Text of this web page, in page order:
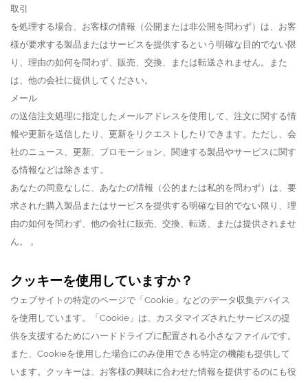
取引
を処理する場合、お客様の情報（公開または非公開を問わず）は、お客
様が要求する製品またはサービスを提供するという明確な目的でない限
り、理由の如何を問わず、販売、交換、または転送されません。また
は、他の会社に提供してください。
メール
の送信注文処理に指定したメールアドレスを使用して、注文に関する情
報や更新を送信したり、更新をリクエストしたりできます。ただし、会
社のニュース、更新、プロモーション、関連する製品やサービスに関す
る情報などは除きます。
あなたの同意なしに、あなたの情報（公的または私的を問わず）は、要
求された購入製品またはサービスを提供する明確な目的でない限り、理
由の如何を問わず、他の会社に販売、交換、転送、または提供されませ
ん。 。
クッキーを使用していますか？
ウェブサイトの特定のページで「Cookie」などのデータ収集デバイス
を使用しています。
「Cookie」は、カスタマイズされたサービスの提
供を支援するためにハードドライブに配置される小さなファイルです。
また、Cookieを使用した場合にのみ使用できる特定の機能も提供して
います。 クッキーは、お客様の興味に合わせた情報を提供するのにも役